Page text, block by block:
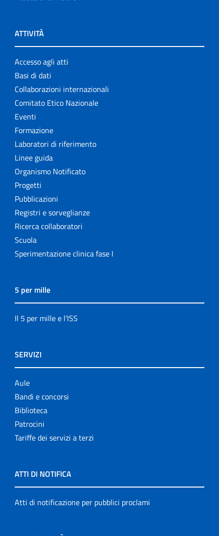
ATTIVITÀ
Accesso agli atti
Basi di dati
Collaborazioni internazionali
Comitato Etico Nazionale
Eventi
Formazione
Laboratori di riferimento
Linee guida
Organismo Notificato
Progetti
Pubblicazioni
Registri e sorveglianze
Ricerca collaboratori
Scuola
Sperimentazione clinica fase I
5 per mille
Il 5 per mille e l'ISS
SERVIZI
Aule
Bandi e concorsi
Biblioteca
Patrocini
Tariffe dei servizi a terzi
ATTI DI NOTIFICA
Atti di notificazione per pubblici proclami